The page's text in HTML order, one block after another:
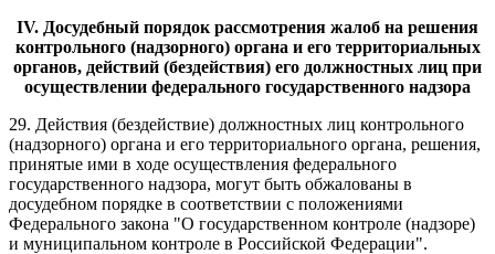
IV. Досудебный порядок рассмотрения жалоб на решения
контрольного (надзорного) органа и его территориальных
органов, действий (бездействия) его должностных лиц при
осуществлении федерального государственного надзора
29. Действия (бездействие) должностных лиц контрольного
(надзорного) органа и его территориального органа, решения,
принятые ими в ходе осуществления федерального
государственного надзора, могут быть обжалованы в
досудебном порядке в соответствии с положениями
Федерального закона "О государственном контроле (надзоре)
и муниципальном контроле в Российской Федерации".